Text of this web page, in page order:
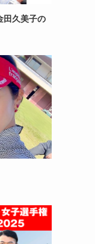
田久美子の